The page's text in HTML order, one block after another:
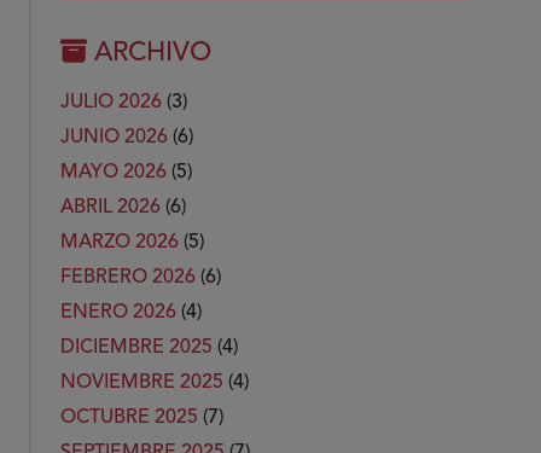
ARCHIVO
JULIO 2026 (3)
JUNIO 2026 (6)
MAYO 2026 (5)
ABRIL 2026 (6)
MARZO 2026 (5)
FEBRERO 2026 (6)
ENERO 2026 (4)
DICIEMBRE 2025 (4)
NOVIEMBRE 2025 (4)
OCTUBRE 2025 (7)